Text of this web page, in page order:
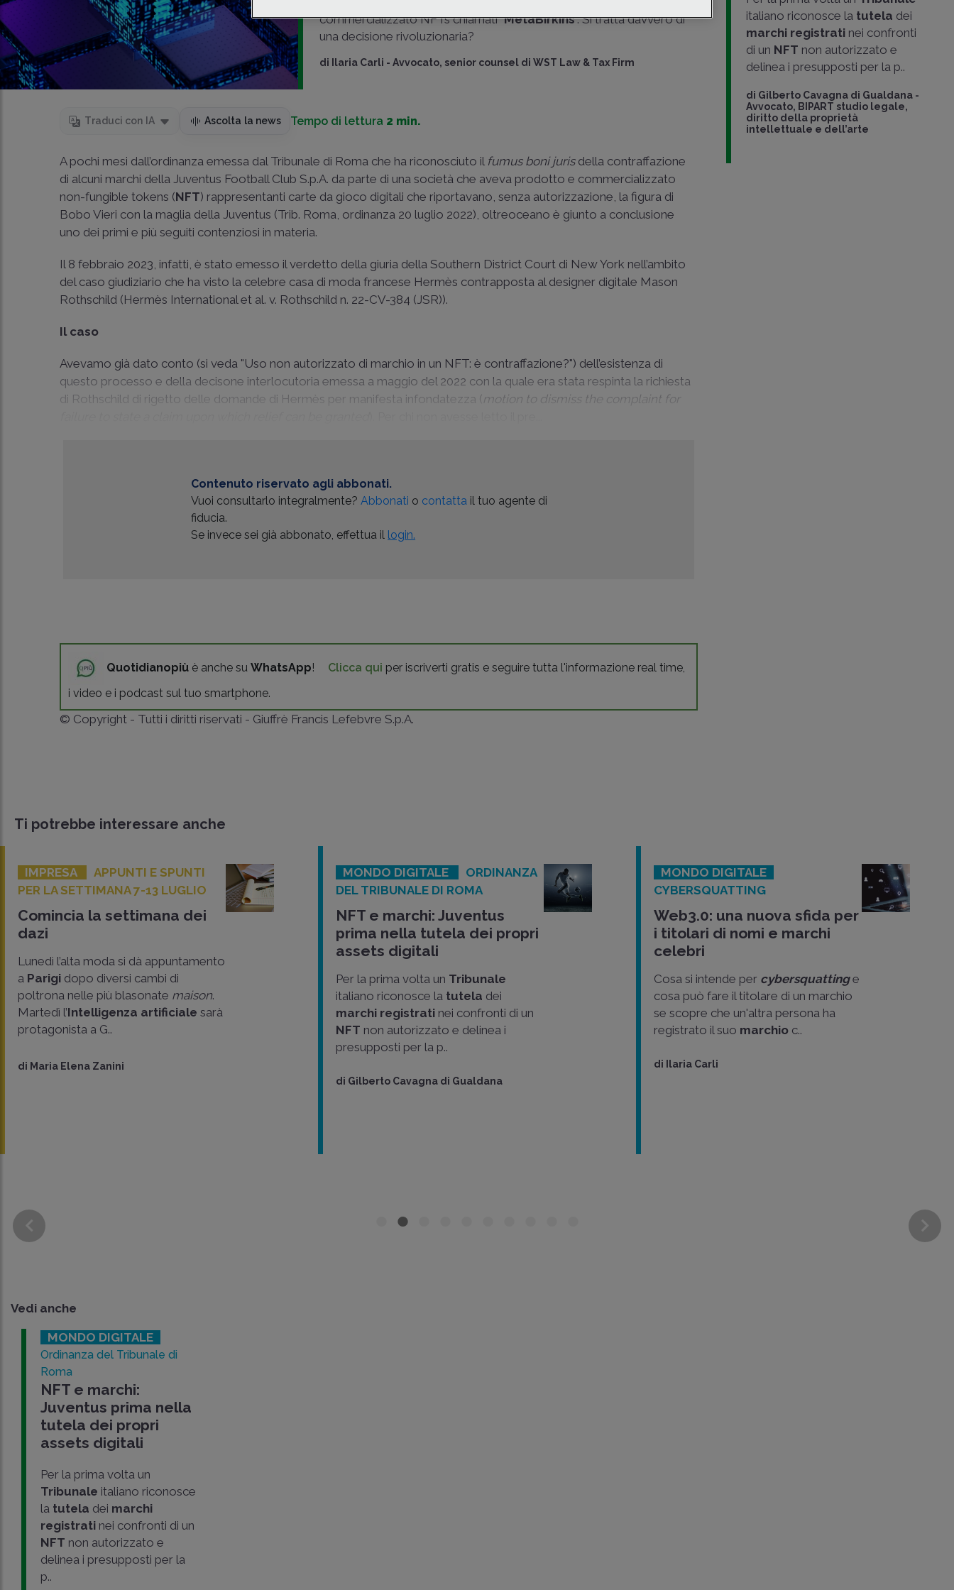
commercializzato NFTs chiamati “MetaBirkins”. Si tratta davvero di
una decisione rivoluzionaria?
di Ilaria Carli -Avvocato, senior counsel di WST Law & Tax Firm
Traduci con IA Ascolta la news Tempo di lettura 2 min.
A pochi mesi dall’ordinanza emessa dal Tribunale di Roma che ha riconosciuto il fumus boni jurisdella contraffazione
di alcuni marchi della Juventus Football Club S.p.A. da parte di una società che aveva prodotto e commercializzato
non-fungible tokens (NFT) rappresentanti carte da gioco digitali che riportavano, senza autorizzazione, la figura di
Bobo Vieri con la maglia della Juventus (Trib. Roma, ordinanza 20 luglio 2022), oltreoceano è giunto a conclusione
uno dei primi e più seguiti contenziosi in materia.
Il 8 febbraio 2023, infatti, è stato emesso il verdetto della giuria della Southern District Court di New York nell’ambito
del caso giudiziario che ha visto la celebre casa di moda francese Hermès contrapposta al designer digitale Mason
Rothschild (Hermès International et al. v. Rothschild n. 22-CV-384 (JSR)).
Il caso
Avevamo già dato conto (si veda "Uso non autorizzato di marchio in un NFT: è contraffazione?") dell’esistenza di
questo processo e della decisone interlocutoria emessa a maggio del 2022 con la quale era stata respinta la richiesta
di Rothschild di rigetto delle domande di Hermès per manifesta infondatezza ( motion to dismiss the complaint for
Contenuto riservato agli abbonati.
Vuoi consultarlo integralmente?Abbonati o contatta il tuo agente di
fiducia.
Se invece sei già abbonato, effettua il login.
Quotidianopiù è anche suWhatsApp! Clicca qui per iscriverti gratis e seguire tutta l'informazione real time,
i video e i podcast sul tuo smartphone.
© Copyright - Tutti i diritti riservati - Giuffrè Francis Lefebvre S.p.A.
italiano riconosce la tutela dei
marchi registrati nei confronti
di un NFT non autorizzato e
delinea i presupposti per la p..
di Gilberto Cavagna di Gualdana -
Avvocato, BIPART studio legale,
diritto della proprietà
intellettuale e dell’arte
Ti potrebbe interessare anche
IMPRESA
APPUNTI E SPUNTI
PER LA SETTIMANA 7-13 LUGLIO
Comincia la settimana dei
dazi
Lunedì l’alta moda si dà appuntamento
a Parigi dopo diversi cambi di
poltrona nelle più blasonate maison.
Martedì l’Intelligenza artificiale sarà
protagonista a G..
di Maria Elena Zanini
MONDO DIGITALE
ORDINANZA
DEL TRIBUNALE DI ROMA
NFT e marchi: Juventus
prima nella tutela dei propri
assets digitali
Per la prima volta un Tribunale
italiano riconosce la tutela dei
marchi registrati nei confronti di un
NFT non autorizzato e delinea i
presupposti per la p..
di Gilberto Cavagna di Gualdana
MONDO DIGITALE
CYBERSQUATTING
Web3.0: una nuova sfida per
i titolari di nomi e marchi
celebri
Cosa si intende per cybersquattinge
cosa può fare il titolare di un marchio
se scopre che un'altra persona ha
registrato il suo marchio c..
di Ilaria Carli
Vedi anche
MONDO DIGITALE
Ordinanza del Tribunale di
Roma
NFT e marchi:
Juventus prima nella
tutela dei propri
assets digitali
Per la prima volta un
Tribunale italiano riconosce
la tutela dei marchi
registrati nei confronti di un
NFT non autorizzato e
delinea i presupposti per la
p..